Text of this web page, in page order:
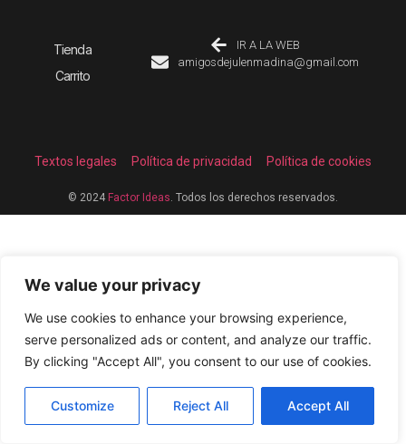
We value your privacy
We use cookies to enhance your browsing experience,
serve personalized ads or content, and analyze our traffic.
By clicking "Accept All", you consent to our use of cookies.
Customize Reject All Accept All
Tienda
Carrito
IR A LA WEB
amigosdejulenmadina@gmail.com
© 2024 Factor Ideas. Todos los derechos reservados.
Textos legales Política de privacidad Política de cookies